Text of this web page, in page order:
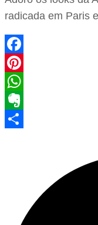
radicada em Paris
Facebook
Pinterest
WhatsApp
Evernote